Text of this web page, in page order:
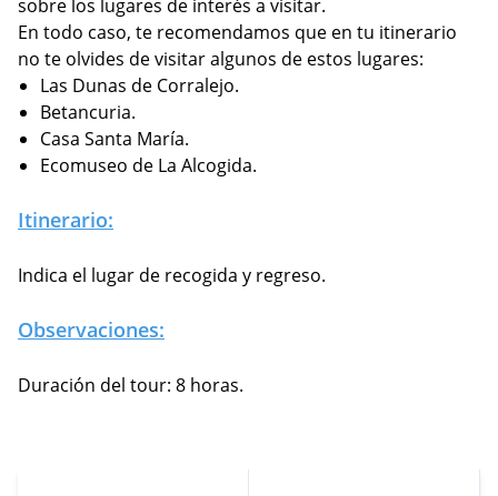
sobre los lugares de interés a visitar.
En todo caso, te recomendamos que en tu itinerario
no te olvides de visitar algunos de estos lugares:
Las Dunas de Corralejo.
Betancuria.
Casa Santa María.
Ecomuseo de La Alcogida.
Itinerario:
Indica el lugar de recogida y regreso.
Observaciones:
Duración del tour: 8 horas.